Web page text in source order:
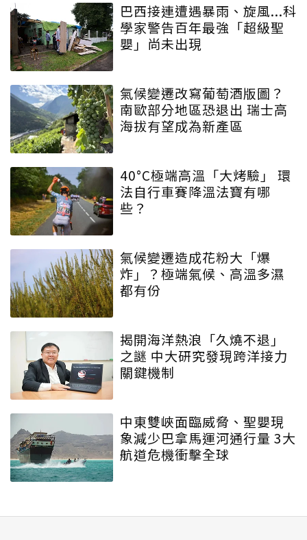
巴西接連遭遇暴雨、旋風...科
學家警告百年最強「超級聖
嬰」尚未出現
氣候變遷改寫葡萄酒版圖？
南歐部分地區恐退出 瑞士高
海拔有望成為新產區
40°C極端高溫「大烤驗」 環
法自行車賽降溫法寶有哪
些？
氣候變遷造成花粉大「爆
炸」？極端氣候、高溫多濕
都有份
揭開海洋熱浪「久燒不退」
之謎 中大研究發現跨洋接力
關鍵機制
中東雙峽面臨威脅、聖嬰現
象減少巴拿馬運河通行量 3大
航道危機衝擊全球